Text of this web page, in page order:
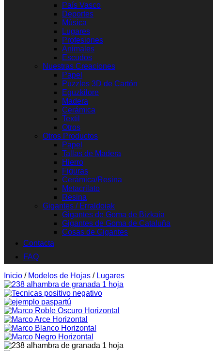
País Vasco
Deportes
Música
Lugares
Profesiones
Animales
Escudos
Nuestras Creaciones
Papel
Puzzles 3D de Cartón
Eguzkilore
Madera
Cerámica
Textil
Otros
Otros Productos
Papel
Tallas de Madera
Hierro
Figuras
Cerámica/Resina
Metacrilato
Resina
Gigantes / Erraldoiak
Gigantes de Goma de Bizkaia
Gigantes de Goma de Cataluña
Cosas de Gigantes
Contacta
FAQ
Inicio / Modelos de Hojas / Lugares